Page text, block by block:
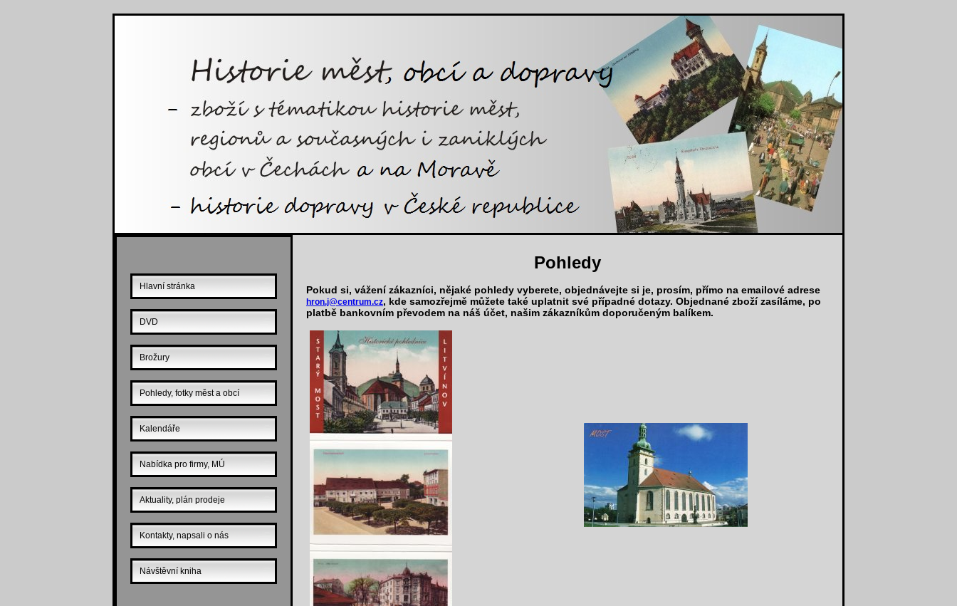
Hlavní stránka
DVD
Brožury
Pohledy, fotky měst a obcí
Kalendáře
Nabídka pro firmy, MÚ
Aktuality, plán prodeje
Kontakty, napsali o nás
Návštěvní kniha
Pohledy
Pokud si, vážení zákazníci, nějaké pohledy vyberete, objednávejte si je, prosím, přímo na emailové adrese
hron.j@centrum.cz, kde samozřejmě můžete také uplatnit své případné dotazy. Objednané zboží zasíláme, po
platbě bankovním převodem na náš účet, našim zákazníkům doporučeným balíkem.